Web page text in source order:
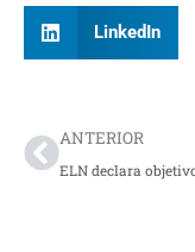
LinkedIn
ANTERIOR